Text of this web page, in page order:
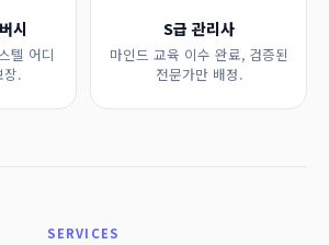
시
텔 어디
장.
S급 관리사
마인드 교육 이수 완료, 검증된
전문가만 배정.
SERVICES